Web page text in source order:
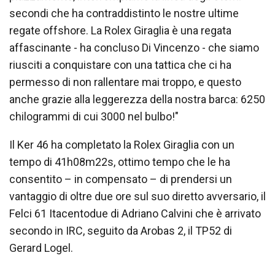
secondi che ha contraddistinto le nostre ultime
regate offshore. La Rolex Giraglia è una regata
affascinante - ha concluso Di Vincenzo - che siamo
riusciti a conquistare con una tattica che ci ha
permesso di non rallentare mai troppo, e questo
anche grazie alla leggerezza della nostra barca: 6250
chilogrammi di cui 3000 nel bulbo!"
Il Ker 46 ha completato la Rolex Giraglia con un
tempo di 41h08m22s, ottimo tempo che le ha
consentito – in compensato – di prendersi un
vantaggio di oltre due ore sul suo diretto avversario, il
Felci 61 Itacentodue di Adriano Calvini che è arrivato
secondo in IRC, seguito da Arobas 2, il TP52 di
Gerard Logel.